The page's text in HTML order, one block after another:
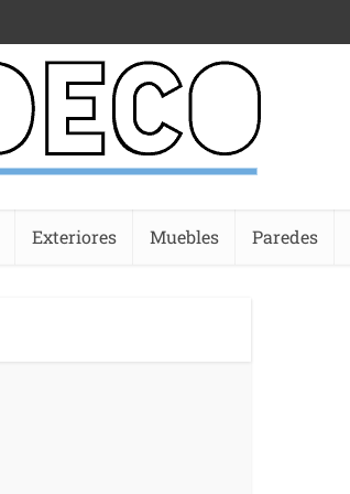
Exteriores Muebles Paredes